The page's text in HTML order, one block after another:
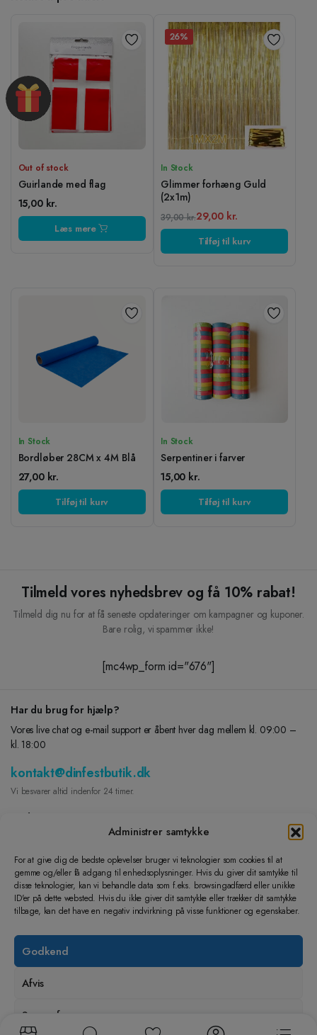
Administrer samtykke
For at give dig de bedste oplevelser bruger vi teknologier som cookies til at
gemme og/eller få adgang til enhedsoplysninger. Hvis du giver dit samtykke til
disse teknologier, kan vi behandle data som f.eks. browsingadfærd eller unikke
ID'er på dette websted. Hvis du ikke giver dit samtykke eller trækker dit samtykke
tilbage, kan det have en negativ indvirkning på visse funktioner og egenskaber.
Godkend
Afvis
Se præferencer
Out of stock
Guirlande med flag
15,00 kr.
Læs mere
26%
In Stock
Glimmer forhæng Guld
(2x1m)
39,00kr.
Den
oprindelige
29,00 kr.
Den
Tilføj til kurv
In Stock
Bordløber 28CM x 4M Blå
27,00 kr.
Tilføj til kurv
In Stock
Serpentiner i farver
15,00 kr.
Tilføj til kurv
Tilmeld vores nyhedsbrev og få 10% rabat!
Tilmeld dig nu for at få seneste opdateringer om kampagner og kuponer.
Bare rolig, vi spammer ikke!
[mc4wp_form id="676"]
Har du brug for hjælp?
Vores live chat og e-mail support er åbent hver dag mellem kl. 09:00 –
kl. 18:00
kontakt@dinfestbutik.dk
Vi besvarer altid indenfor 24 timer.
Find os på
INSTAGRAM
Lad os hjælpe dig
Dine Ordre
Returnering og ombytning
Handelsbetingelser
Lær os at kende
Kontakt
Om Din festbutik ApS